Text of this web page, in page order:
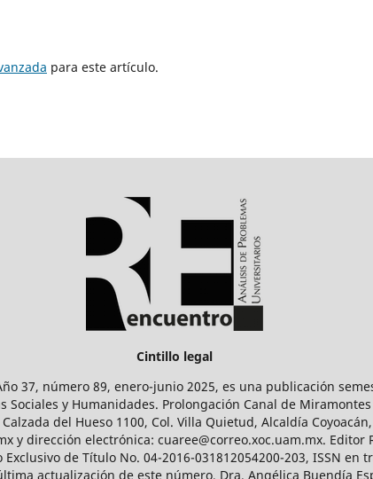
para este artículo.
Cintillo legal
37, número 89, enero-junio 2025, es una publicación
y Humanidades. Prolongación Canal de Miramontes
del Hueso 1100, Col. Villa Quietud, Alcaldía
dirección electrónica: cuaree@correo.xoc.uam.mx. Editor
de Título No. 04-2016-031812054200-203, ISSN
actualización de este número, Dra. Angélica Buendía